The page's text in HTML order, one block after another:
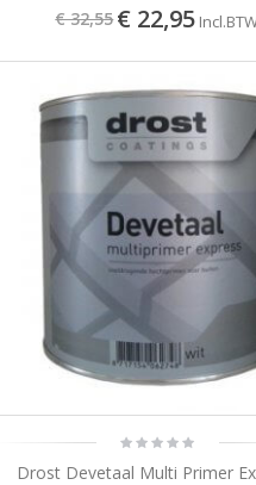
€ 32,55€ 22,95
Drost Devetaal Multi Primer
€ 102,50